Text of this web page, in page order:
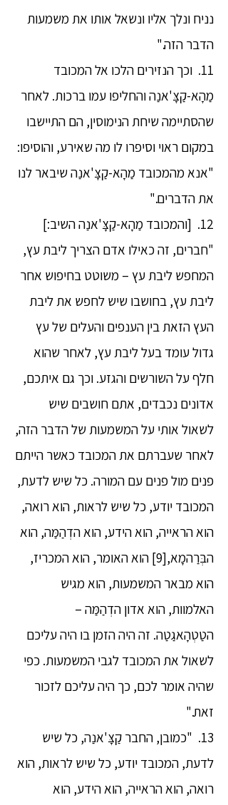
נניח ונלך אליו ונשאל אותו את משמעות
הדבר הזה."
11. וכך הנזירים הלכו אל המכובד
מַהָא-קַצָּ'אנַה והחליפו עמו ברכות. לאחר
שהסתיימה שיחת הנימוסין, הם התיישבו
במקום ראוי וסיפרו לו מה שאירע, והוסיפו:
"אנא מהמכובד מַהָא-קַצָּ'אנַה שיבאר לנו
את הדברים."
12. [והמכובד מַהָא-קַצָּ'אנַה השיב:]
"חברים, זה כאילו אדם הצריך ליבת עץ,
המחפש ליבת עץ – משוטט בחיפוש אחר
ליבת עץ, בחושבו שיש לחפש את ליבת
העץ הזאת בין הענפים והעלים של עץ
גדול עומד בעל ליבת עץ, לאחר שהוא
חלף על השורשים והגזע. וכך גם איתכם,
אדונים נכבדים, אתם חושבים שיש
לשאול אותי על המשמעות של הדבר הזה,
לאחר שעברתם את המכובד כאשר הייתם
פנים מול פנים עם המורה. כל שיש לדעת,
המכובד יודע, כל שיש לראות, הוא רואה,
הוא הראייה, הוא הידע, הוא הדְהַמַּה, הוא
הבְּרַהמָא,[9] הוא האומר, הוא המכריז,
הוא מבאר המשמעות, הוא מגיש
האלמוות, הוא אדון הדְהַמַּה –
הטַטְהָאגַטַה. זה היה הזמן בו היה עליכם
לשאול את המכובד לגבי המשמעות. כפי
שהיה אומר לכם, כך היה עליכם לזכור
זאת."
13. "כמובן, החבר קַצָּ'אנַה, כל שיש
לדעת, המכובד יודע, כל שיש לראות, הוא
רואה, הוא הראייה, הוא הידע, הוא